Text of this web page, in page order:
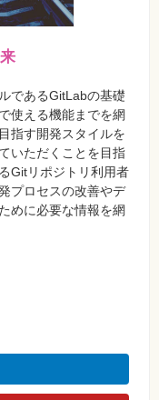
であるGitLabの基礎
使える機能までを網
指す開発スタイルを
いただくことを目指
Gitリポジトリ利用者
プロセスの改善やデ
めに必要な情報を網